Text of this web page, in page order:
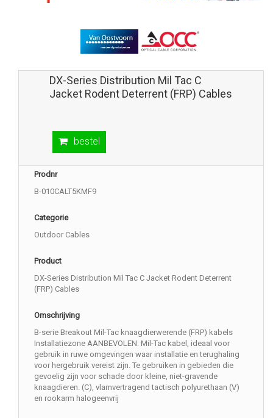
DX-Series Distribution Mil Tac C
Jacket Rodent Deterrent (FRP) Cables
bestel
Prodnr
B-010CALT5KMF9
Categorie
Outdoor Cables
Product
DX-Series Distribution Mil Tac C Jacket Rodent Deterrent
(FRP) Cables
Omschrijving
B-serie Breakout Mil-Tac knaagdierwerende (FRP) kabels
Installatiezone AANBEVOLEN: Mil-Tac kabel, ideaal voor
gebruik in ruwe omgevingen waar installatie en terughaling
voor hergebruik vereist zijn. Te gebruiken in gebieden die
gevoelig zijn voor schade door kleine, niet-gravende
knaagdieren. (C), vlamvertragend tactisch polyurethaan (V)
en rookarm halogeenvrij